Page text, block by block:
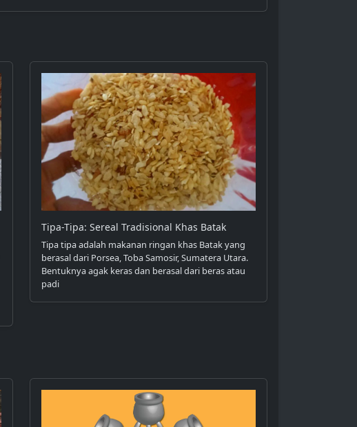
Tipa-Tipa: Sereal Tradisional Khas Batak
Tipa tipa adalah makanan ringan khas Batak yang
berasal dari Porsea, Toba Samosir, Sumatera Utara.
Bentuknya agak keras dan berasal dari beras atau
padi